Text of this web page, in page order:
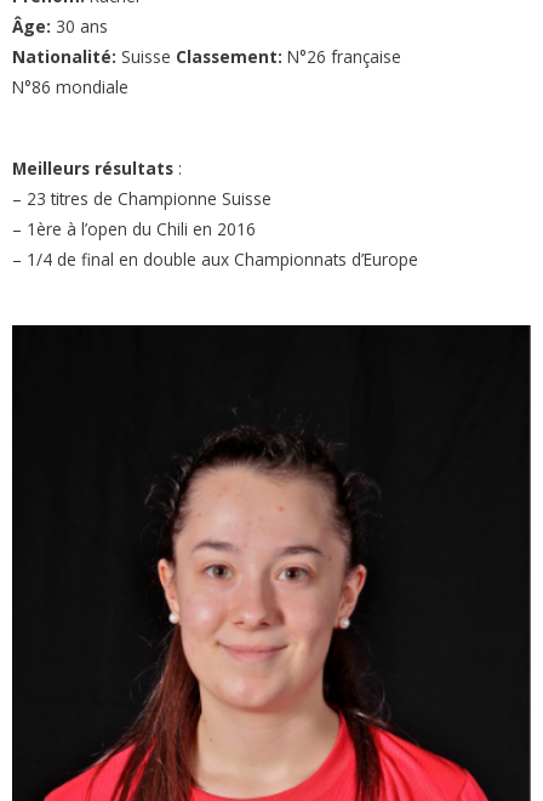
Âge: 30 ans
Nationalité: Suisse Classement: N°26 française
N°86 mondiale
Meilleurs résultats :
– 23 titres de Championne Suisse
– 1ère à l’open du Chili en 2016
– 1/4 de final en double aux Championnats d’Europe